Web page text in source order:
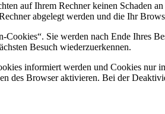
auf Ihrem Rechner keinen Schaden
abgelegt werden und die Ihr
Sie werden nach Ende Ihres
Besuch wiederzuerkennen.
informiert werden und Cookies
des Browser aktivieren. Bei der